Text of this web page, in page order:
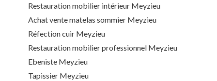
Restauration mobilier intérieur Meyzieu
Achat vente matelas sommier Meyzieu
Réfection cuir Meyzieu
Restauration mobilier professionnel Meyzieu
Ebeniste Meyzieu
Tapissier Meyzieu